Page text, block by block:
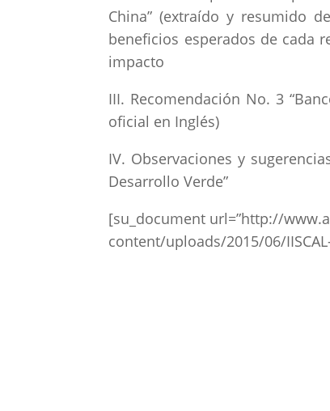
China” (extraído y resumido
beneficios esperados de cada
impacto
III. Recomendación No. 3
oficial en Inglés)
IV. Observaciones y
Desarrollo Verde”
[su_document url=”http://
content/uploads/2015/06/